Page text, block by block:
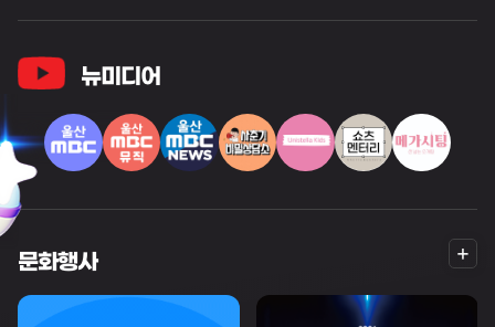
뉴미디어
문화행사
더